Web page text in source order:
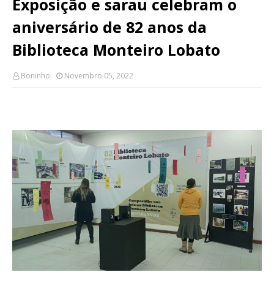
Exposição e sarau celebram o
aniversário de 82 anos da
Biblioteca Monteiro Lobato
Boninho Novembro 05, 2022